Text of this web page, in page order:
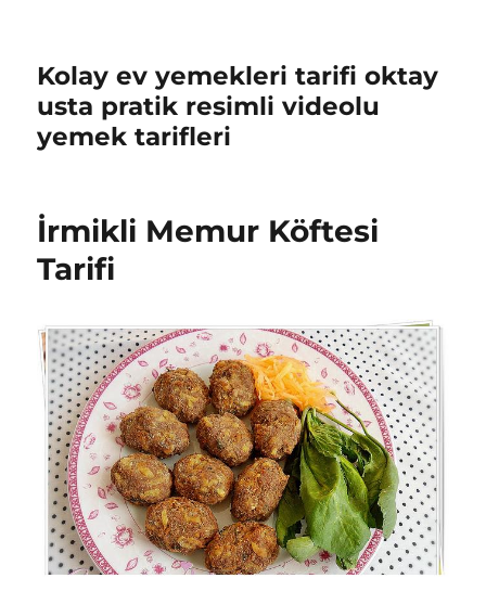
Kolay ev yemekleri tarifi oktay
usta pratik resimli videolu
yemek tarifleri
İrmikli Memur Köftesi
Tarifi